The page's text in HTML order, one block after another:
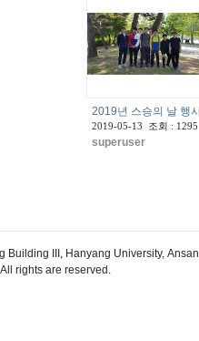
2019년 스승의 날 행
2019-05-13 조회 : 1295
superuser
Building III, Hanyang University,
rights are reserved.